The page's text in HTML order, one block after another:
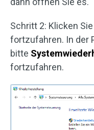
Schritt 2: Klicken
fortzufahren. In der
bitte
fortzufahren.